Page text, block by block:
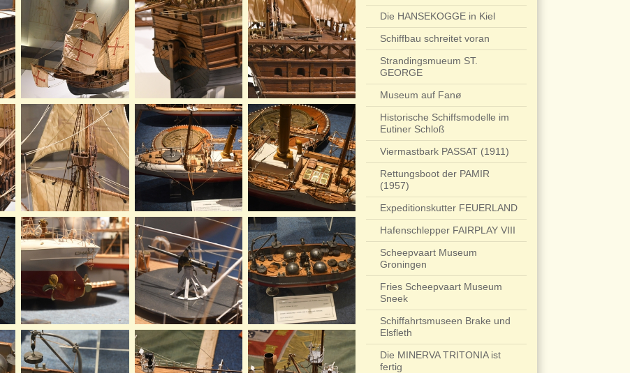
Die HANSEKOGGE in Kiel
Schiffbau schreitet voran
Strandingsmueum ST.
GEORGE
Museum auf Fanø
Historische Schiffsmodelle im
Eutiner Schloß
Viermastbark PASSAT (1911)
Rettungsboot der PAMIR
(1957)
Expeditionskutter FEUERLAND
Hafenschlepper FAIRPLAY VIII
Scheepvaart Museum
Groningen
Fries Scheepvaart Museum
Sneek
Schiffahrtsmuseen Brake und
Elsfleth
Die MINERVA TRITONIA ist
fertig